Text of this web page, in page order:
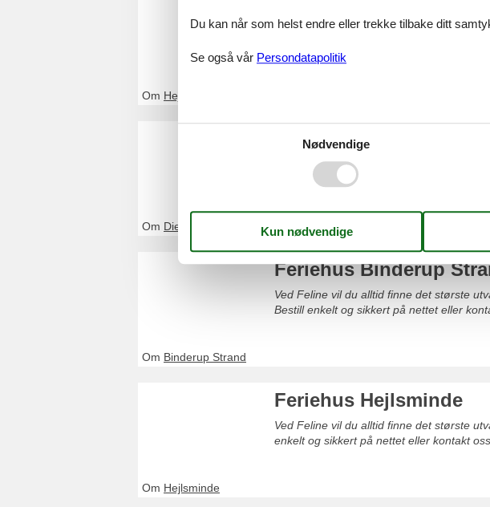
Ved Feline vil du alltid finne det største
Om Hejsager Strand
Feriehus Diernæs
Ved Feline vil du alltid finne det største
enkelt og sikkert på nettet eller kontakt
Om Diernæs
Feriehus Binderup
Ved Feline vil du alltid finne det største
Bestill enkelt og sikkert på nettet eller
Om Binderup Strand
Feriehus Hejlsminde
Ved Feline vil du alltid finne det største
enkelt og sikkert på nettet eller kontakt
Om Hejlsminde
Du kan når som helst endre eller trekke tilbake ditt
Se også vår Persondatapolitik
Nødvendige